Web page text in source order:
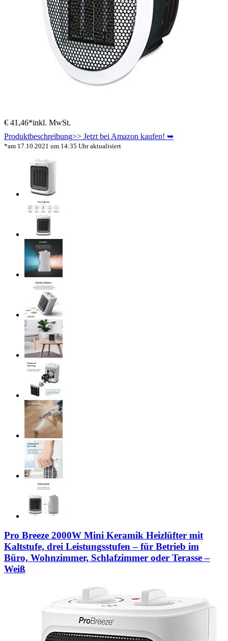
€ 41,46*inkl. MwSt.
Produktbeschreibung>> Jetzt bei Amazon kaufen! ➥
*am 17.10.2021 um 14:35 Uhr aktualisiert
Pro Breeze 2000W Mini Keramik Heizlüfter mit
Kaltstufe, drei Leistungsstufen – für Betrieb im
Büro, Wohnzimmer, Schlafzimmer oder Terasse –
Weiß